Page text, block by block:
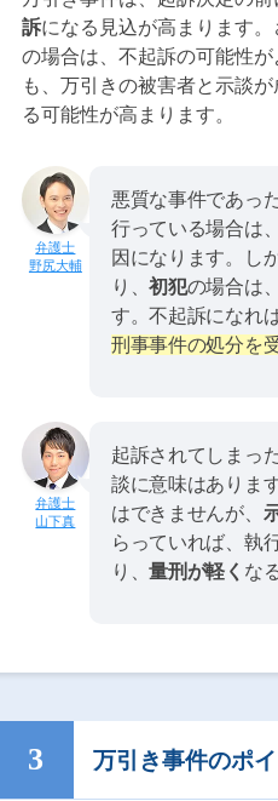
訴になる見込が高まります。
の場合は、不起訴の可能性
も、万引きの被害者と示談が
る可能性が高まります。
野尻大輔
悪質な事件であっ
行っている場合は
因になります。し
り、初犯の場合は
す。不起訴になれ
刑事事件の処分を
山下真
起訴されてしまっ
談に意味はありま
はできませんが、
らっていれば、執
り、量刑が軽く な
万引き事件のポ